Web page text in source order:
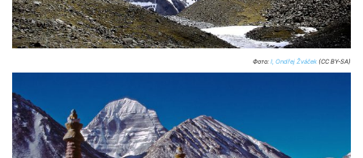
Фото: I, Ondřej Žváček (CC BY-SA)